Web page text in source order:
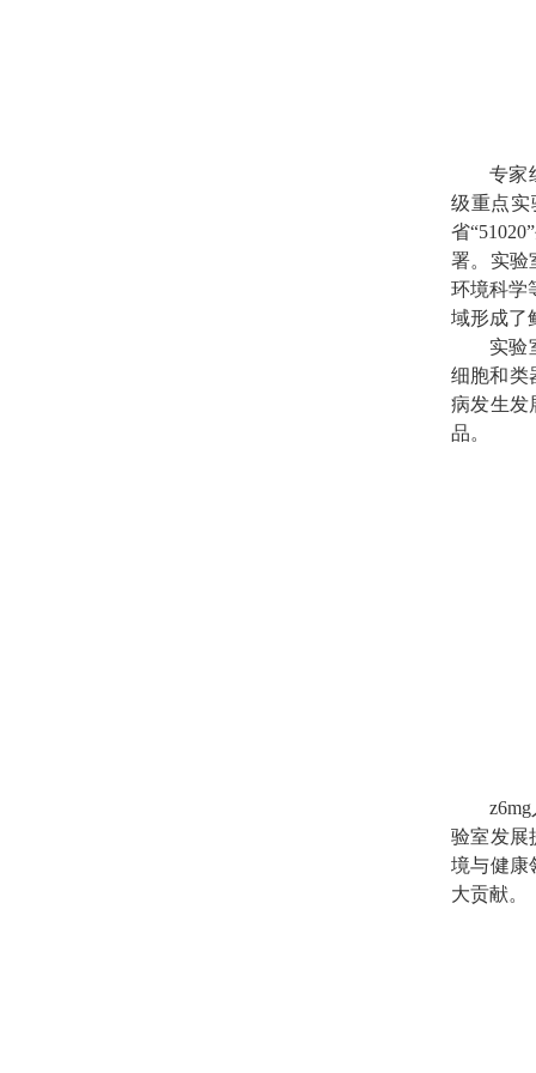
专家
级重点实
省“51020
署。 实验
环境科学
域形成了
实验
细胞和类
病发生发
品。
验室发展
境与健康
大贡献。